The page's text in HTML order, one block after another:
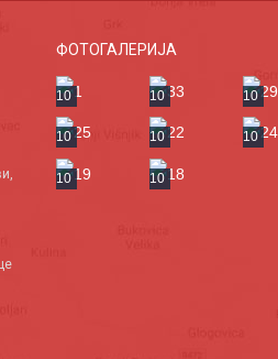
ФОТОГАЛЕРИЈА
10 10 10
10 10 10
10 10